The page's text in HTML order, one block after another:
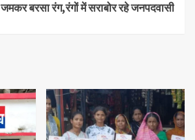
जमकर बरसा रंग,रंगों में सराबोर रहे जनपदवासी